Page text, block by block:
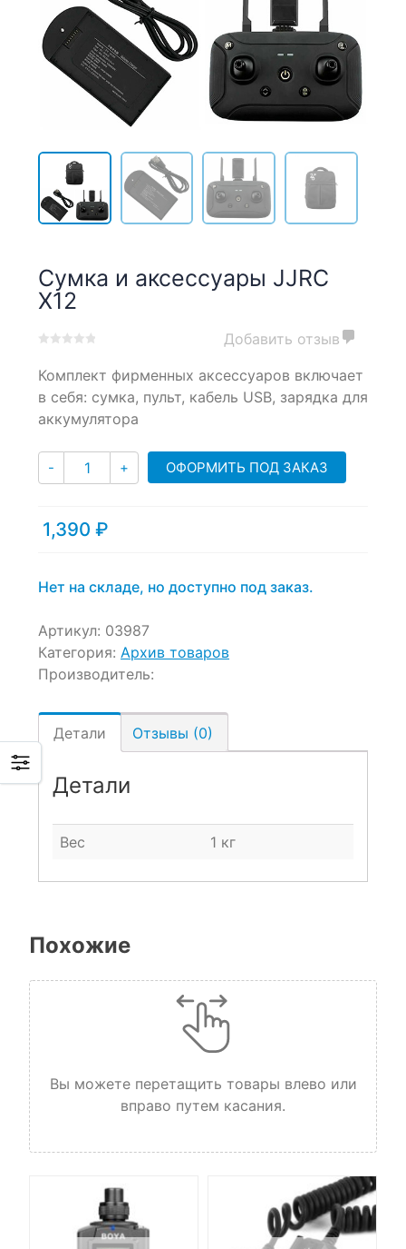
Сумка и аксессуары JJRC
X12
out
on
Добавить отзыв
Комплект фирменных аксессуаров включает
в себя: сумка, пульт, кабель USB, зарядка для
аккумулятора
- Количество
+ ОФОРМИТЬ ПОД ЗАКАЗ
1,390 ₽
Нет на складе, но доступно под заказ.
Артикул: 03987
Категория: Архив товаров
Производитель:
Детали Отзывы (0)
Детали
Вес 1 кг
Похожие
Вы можете перетащить товары влево или
вправо путем касания.